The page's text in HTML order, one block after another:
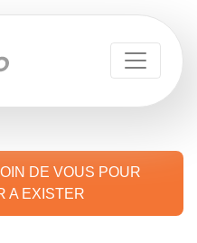
DE VOUS POUR
A EXISTER